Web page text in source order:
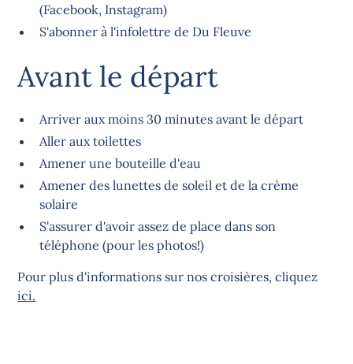
(Facebook, Instagram)
S'abonner à l'infolettre de Du Fleuve
Avant le départ
Arriver aux moins 30 minutes avant le départ
Aller aux toilettes
Amener une bouteille d'eau
Amener des lunettes de soleil et de la crème
solaire
S'assurer d'avoir assez de place dans son
téléphone (pour les photos!)
Pour plus d'informations sur nos croisières, cliquez
ici.
Restez informés des